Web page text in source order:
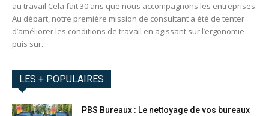
au travail Cela fait 30 ans que nous accompagnons les entreprises.
Au départ, notre première mission de consultant a été de tenter
d’améliorer les conditions de travail en agissant sur l’ergonomie
puis sur...
LES + POPULAIRES
PBS Bureaux : Le nettoyage de vos bureaux